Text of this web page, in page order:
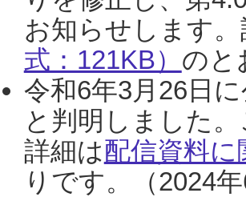
お知らせします。
式：121KB） のと
令和6年3月26日
と判明しました
詳細は配信資料
りです。（2024年